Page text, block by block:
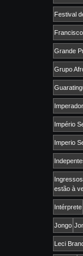
Festival
Grande
Grupo
Império
Imperio
estão à
Intérprete
Jongo
Leci